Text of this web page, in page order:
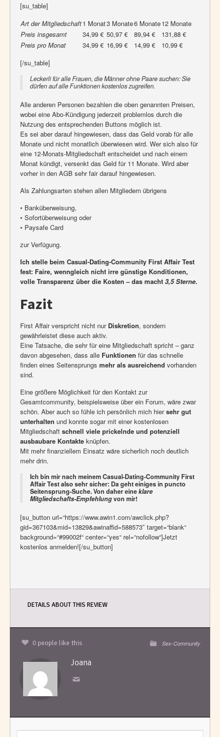
[su_table]
Art der Mitgliedschaft1 Monat3 Monate6 Monate12 Monate
Preis insgesamt
34,99 € 50,97 € 89,94 €
131,88 €
Preis pro Monat
34,99 € 16,99 € 14,99 €
10,99 €
[/su_table]
Leckerli für alle Frauen, die Männer ohne Paare suchen: Sie
dürfen auf alle Funktionen kostenlos zugreifen.
Alle anderen Personen bezahlen die oben genannten Preisen,
wobei eine Abo-Kündigung jederzeit problemlos durch die
Nutzung des entsprechenden Buttons möglich ist.
Es sei aber darauf hingewiesen, dass das Geld vorab für alle
Monate und nicht monatlich überwiesen wird. Wer sich also für
eine 12-Monats-Mitgliedschaft entscheidet und nach einem
Monat kündigt, versenkt das Geld für 11 Monate. Wird aber
vorher in den AGB sehr fair darauf hingewiesen.
Als Zahlungsarten stehen allen Mitgliedern übrigens
• Banküberweisung,
• Sofortüberweisung oder
• Paysafe Card
zur Verfügung.
Ich stelle beim Casual-Dating-Community First Affair Test
fest: Faire, wenngleich nicht irre günstige Konditionen,
volle Transparenz über die Kosten – das macht 3,5 Sterne.
Fazit
First Affair verspricht nicht nur Diskretion, sondern
gewährleistet diese auch aktiv.
Eine Tatsache, die sehr für eine Mitgliedschaft spricht – ganz
davon abgesehen, dass alle Funktionen für das schnelle
finden eines Seitensprungs mehr als ausreichend vorhanden
sind.
Eine größere Möglichkeit für den Kontakt zur
Gesamtcommunity, beispielsweise über ein Forum, wäre zwar
schön. Aber auch so fühle ich persönlich mich hiersehr gut
unterhalten und konnte sogar mit einer kostenlosen
Mitgliedschaft schnell viele prickelnde und potenziell
ausbaubare Kontakte knüpfen.
Mit mehr finanziellem Einsatz wäre sicherlich noch deutlich
mehr drin.
Ich bin mir nach meinem Casual-Dating-Community First
Affair Test also sehr sicher: Da geht einiges in puncto
Seitensprung-Suche. Von daher eineklare
Mitgliedschafts-Empfehlungvon mir!
[su_button url=“https://www.awin1.com/awclick.php?
gid=367103&mid=13829&awinaffid=588573″ target=“blank“
background=“#99002f“ center=“yes“ rel=“nofollow“]Jetzt
kostenlos anmelden![/su_button]
DETAILS ABOUT THIS REVIEW
0 people like this Sex-Community
Joana